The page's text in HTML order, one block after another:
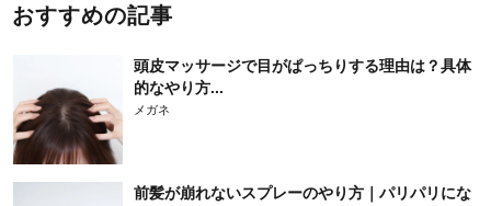
おすすめの記事
頭皮マッサージで目がぱっちりする理由は？具体
的なやり方...
メガネ
前髪が崩れないスプレーのやり方｜パリパリにな